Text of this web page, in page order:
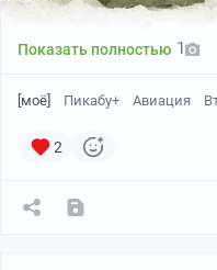
Показать полностью 1
[моё] Пикабу+ Авиация
2